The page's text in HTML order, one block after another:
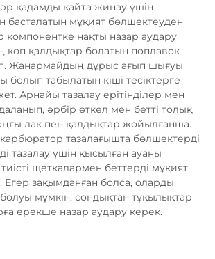
қадамды қайта жинау үшін
басталатын мұқият бөлшектеуден
компонентке нақты назар аудару
көп қалдықтар болатын поплавок
Жанармайдың дұрыс ағып шығуы
болып табылатын кіші тесіктерге
Арнайы тазалау ерітінділер мен
әрбір өткел мен бетті толық
лак пен қалдықтар жойылғанша.
тазалағышта бөлшектерді
тазалау үшін қысылған ауаны
щеткалармен беттерді мұқият
Егер зақымданған болса, оларды
мүмкін, сондықтан тұқылықтар
ерекше назар аудару керек.